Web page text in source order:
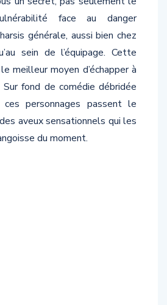
face au danger
générale, aussi bien chez
sein de l’équipage. Cette
meilleur moyen d’échapper à
fond de comédie débridée
personnages passent le
aveux sensationnels qui les
du moment.